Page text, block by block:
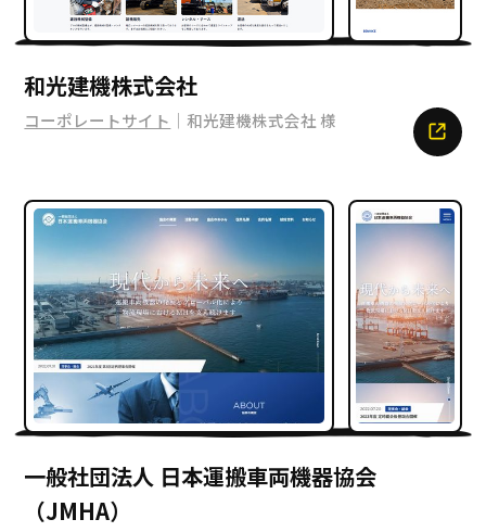
和光建機株式会社
コーポレートサイト ｜和光建機株式会社 様
一般社団法人 日本運搬車両機器協会
（JMHA）